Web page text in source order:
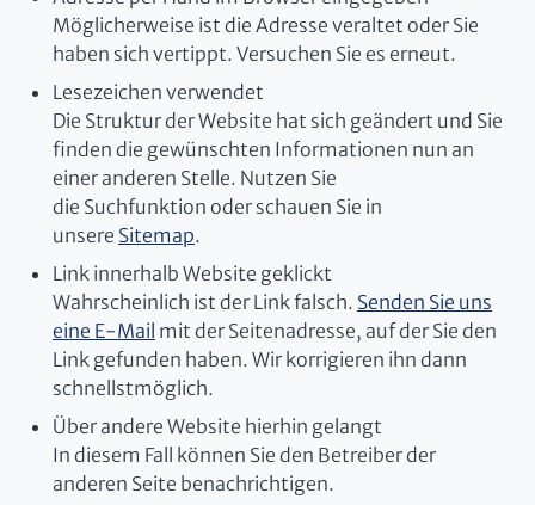
Möglicherweise ist die Adresse veraltet oder Sie
haben sich vertippt. Versuchen Sie es erneut.
Lesezeichen verwendet
Die Struktur der Website hat sich geändert und Sie
finden die gewünschten Informationen nun an
einer anderen Stelle. Nutzen Sie
die Suchfunktion oder schauen Sie in
unsere Sitemap.
Link innerhalb Website geklickt
Wahrscheinlich ist der Link falsch. Senden Sie uns
eine E-Mail mit der Seitenadresse, auf der Sie den
Link gefunden haben. Wir korrigieren ihn dann
schnellstmöglich.
Über andere Website hierhin gelangt
In diesem Fall können Sie den Betreiber der
anderen Seite benachrichtigen.